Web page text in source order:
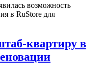
возможность
в RuStore для
квартиру в